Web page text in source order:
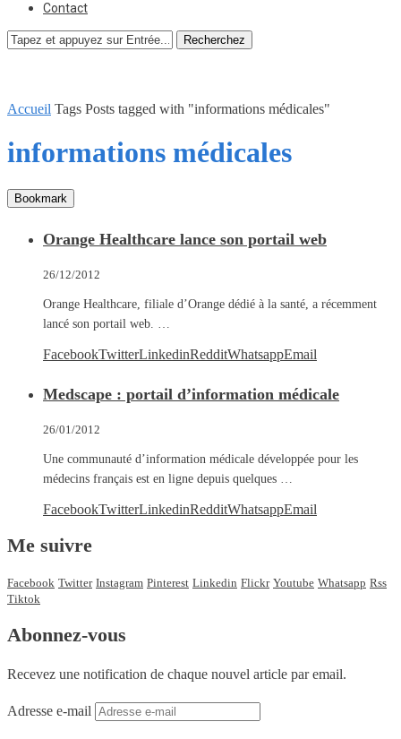
Contact
Recherchez
Accueil Tags Posts tagged with "informations médicales"
informations médicales
Bookmark
Orange Healthcare lance son portail web
26/12/2012
Orange Healthcare, filiale d’Orange dédié à la santé, a récemment
lancé son portail web. …
FacebookTwitterLinkedinRedditWhatsappEmail
Medscape : portail d’information médicale
26/01/2012
Une communauté d’information médicale développée pour les
médecins français est en ligne depuis quelques …
FacebookTwitterLinkedinRedditWhatsappEmail
Me suivre
Facebook Twitter Instagram Pinterest Linkedin Flickr Youtube Whatsapp Rss
Tiktok
Abonnez-vous
Recevez une notification de chaque nouvel article par email.
Adresse e-mail